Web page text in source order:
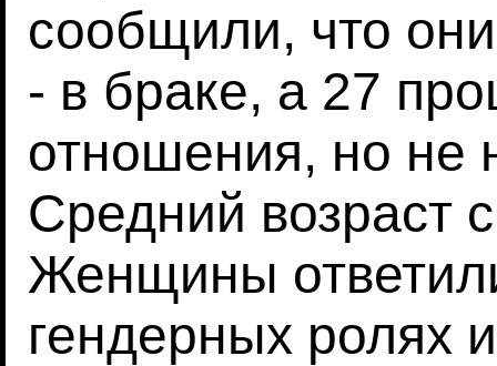
сообщили, что
- в браке, а 27
отношения, но не
Средний возраст
Женщины
гендерных ролях